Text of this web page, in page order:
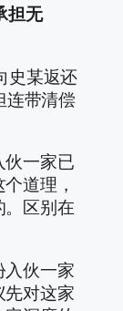
担无
史某返还
连带清偿
伙一家已
道理，
。区别在
入伙一家
先对这家